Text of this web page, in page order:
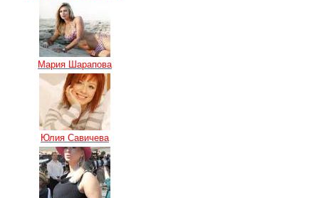
Мария Шарапова
Юлия Савичева